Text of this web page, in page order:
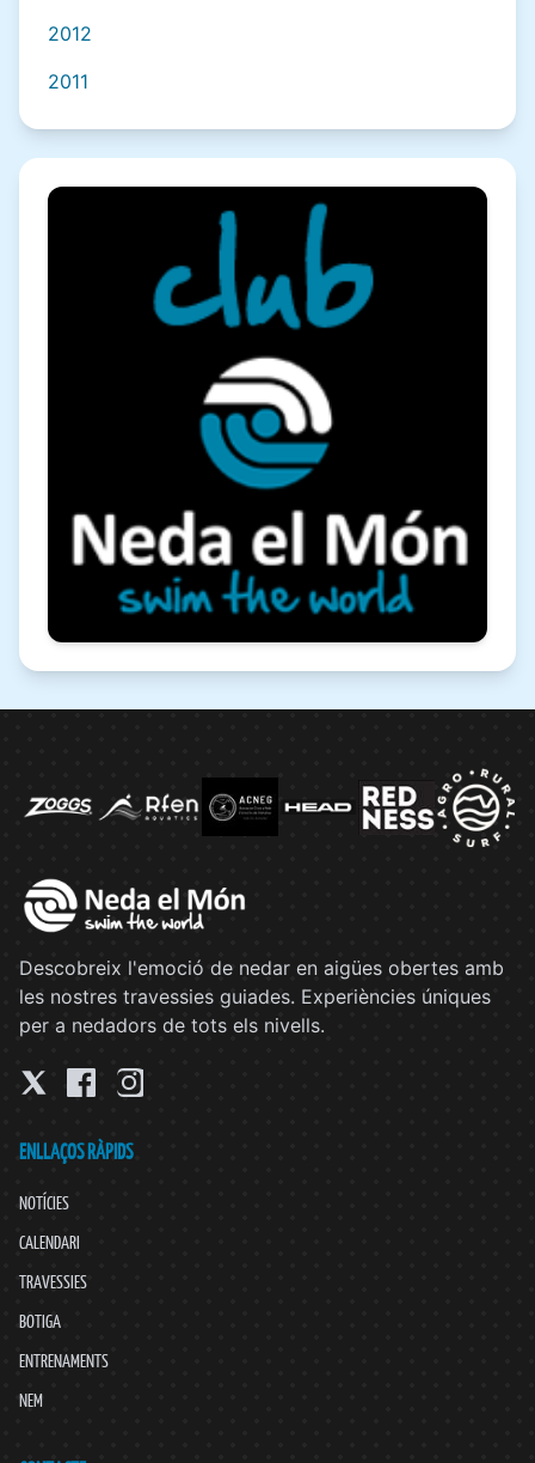
2012
2011
Descobreix l'emoció de nedar en aigües obertes amb
les nostres travessies guiades. Experiències úniques
per a nedadors de tots els nivells.
ENLLAÇOS RÀPIDS
NOTÍCIES
CALENDARI
TRAVESSIES
BOTIGA
ENTRENAMENTS
NEM